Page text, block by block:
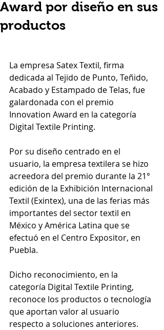
Award por diseño en sus
productos
La empresa Satex Textil, firma
dedicada al Tejido de Punto, Teñido,
Acabado y Estampado de Telas, fue
galardonada con el premio
Innovation Award en la categoría
Digital Textile Printing.
Por su diseño centrado en el
usuario, la empresa textilera se hizo
acreedora del premio durante la 21°
edición de la Exhibición Internacional
Textil (Exintex), una de las ferias más
importantes del sector textil en
México y América Latina que se
efectuó en el Centro Expositor, en
Puebla.
Dicho reconocimiento, en la
categoría Digital Textile Printing,
reconoce los productos o tecnología
que aportan valor al usuario
respecto a soluciones anteriores.